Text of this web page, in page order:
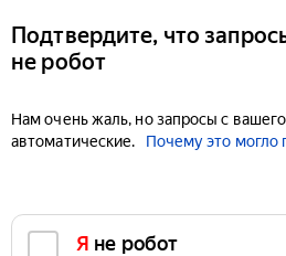
Подтвердите, что
не робот
Нам очень жаль, но запросы с
автоматические.
Почему это могло
Я не робот